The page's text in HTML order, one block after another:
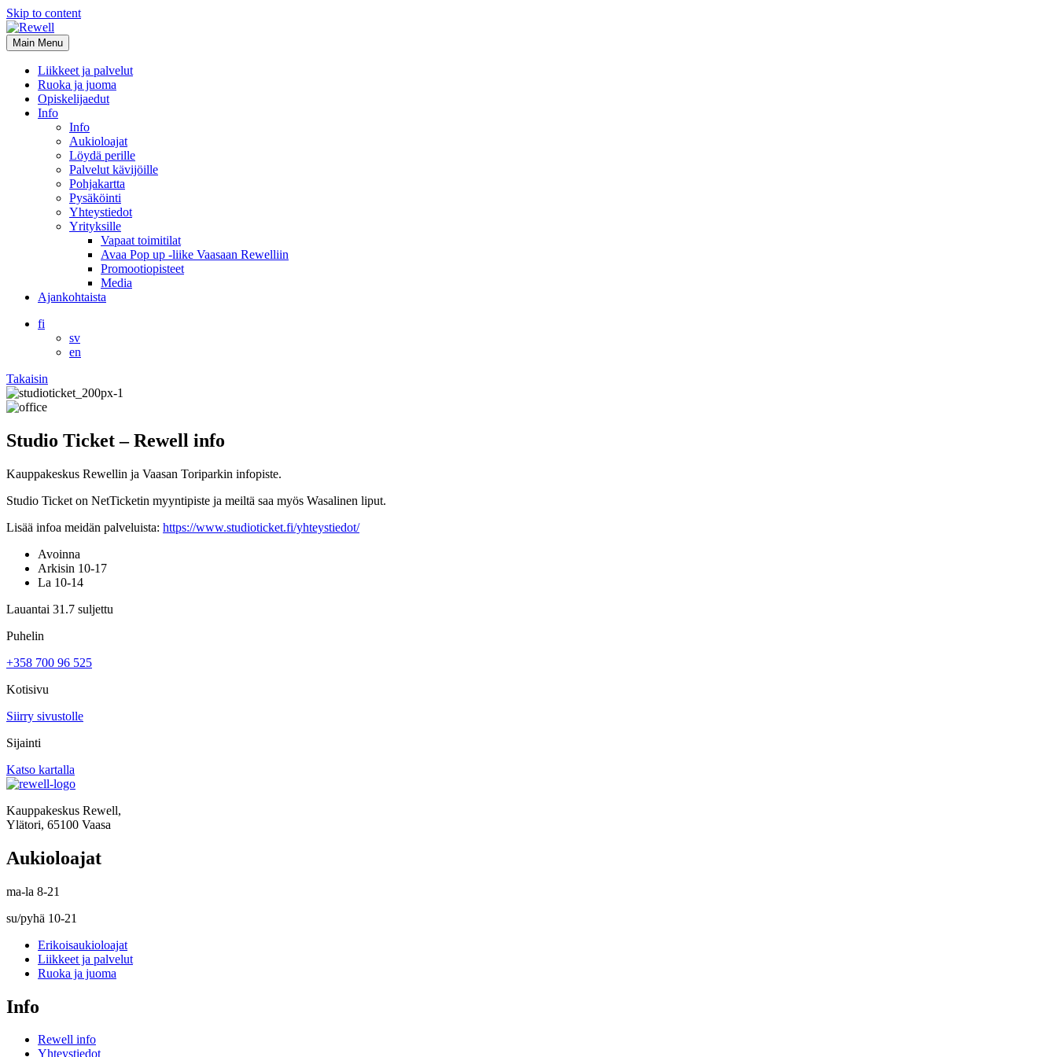
Skip to content
Main Menu
Liikkeet ja palvelut
Ruoka ja juoma
Opiskelijaedut
Info
Info
Aukioloajat
Löydä perille
Palvelut kävijöille
Pohjakartta
Pysäköinti
Yhteystiedot
Yrityksille
Vapaat toimitilat
Avaa Pop up -liike Vaasaan Rewelliin
Promootiopisteet
Media
Ajankohtaista
fi
sv
en
Takaisin
Studio Ticket – Rewell info
Kauppakeskus Rewellin ja Vaasan Toriparkin infopiste.
Studio Ticket on NetTicketin myyntipiste ja meiltä saa myös Wasalinen liput.
Lisää infoa meidän palveluista: https://www.studioticket.fi/yhteystiedot/
Avoinna
Arkisin 10-17
La 10-14
Lauantai 31.7 suljettu
Puhelin
+358 700 96 525
Kotisivu
Siirry sivustolle
Sijainti
Katso kartalla
Kauppakeskus Rewell,
Ylätori, 65100 Vaasa
Aukioloajat
ma-la 8-21
su/pyhä 10-21
Erikoisaukioloajat
Liikkeet ja palvelut
Ruoka ja juoma
Info
Rewell info
Yhteystiedot